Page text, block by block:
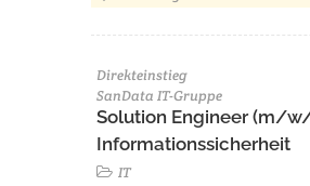
Direkteinstieg
SanData IT-Gruppe
Solution Engineer (m/
Informationssicherheit
IT